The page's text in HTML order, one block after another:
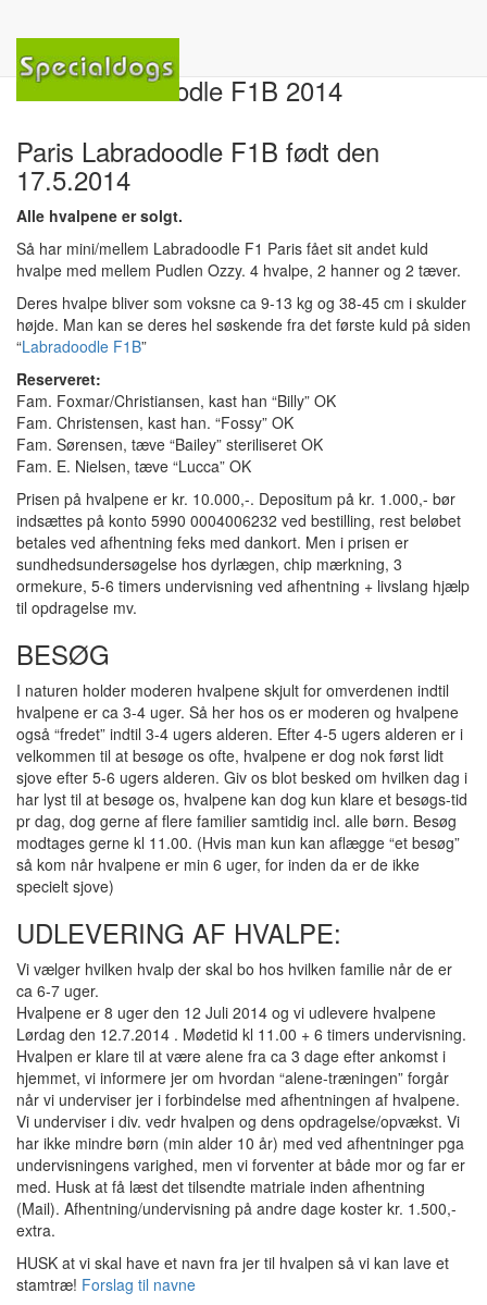
Paris Labradoodle F1B 2014
Paris Labradoodle F1B 2014
Paris Labradoodle F1B født den
17.5.2014
Alle hvalpene er solgt.
Så har mini/mellem Labradoodle F1 Paris fået sit andet kuld
hvalpe med mellem Pudlen Ozzy. 4 hvalpe, 2 hanner og 2 tæver.
Deres hvalpe bliver som voksne ca 9-13 kg og 38-45 cm i skulder
højde. Man kan se deres hel søskende fra det første kuld på siden
“Labradoodle F1B”
Reserveret:
Fam. Foxmar/Christiansen, kast han “Billy” OK
Fam. Christensen, kast han. “Fossy” OK
Fam. Sørensen, tæve “Bailey” steriliseret OK
Fam. E. Nielsen, tæve “Lucca” OK
Prisen på hvalpene er kr. 10.000,-. Depositum på kr. 1.000,- bør
indsættes på konto 5990 0004006232 ved bestilling, rest beløbet
betales ved afhentning feks med dankort. Men i prisen er
sundhedsundersøgelse hos dyrlægen, chip mærkning, 3
ormekure, 5-6 timers undervisning ved afhentning + livslang hjælp
til opdragelse mv.
BESØG
I naturen holder moderen hvalpene skjult for omverdenen indtil
hvalpene er ca 3-4 uger. Så her hos os er moderen og hvalpene
også “fredet” indtil 3-4 ugers alderen. Efter 4-5 ugers alderen er i
velkommen til at besøge os ofte, hvalpene er dog nok først lidt
sjove efter 5-6 ugers alderen. Giv os blot besked om hvilken dag i
har lyst til at besøge os, hvalpene kan dog kun klare et besøgs-tid
pr dag, dog gerne af flere familier samtidig incl. alle børn. Besøg
modtages gerne kl 11.00. (Hvis man kun kan aflægge “et besøg”
så kom når hvalpene er min 6 uger, for inden da er de ikke
specielt sjove)
UDLEVERING AF HVALPE:
Vi vælger hvilken hvalp der skal bo hos hvilken familie når de er
ca 6-7 uger.
Hvalpene er 8 uger den 12 Juli 2014 og vi udlevere hvalpene
Lørdag den 12.7.2014 . Mødetid kl 11.00 + 6 timers undervisning.
Hvalpen er klare til at være alene fra ca 3 dage efter ankomst i
hjemmet, vi informere jer om hvordan “alene-træningen” forgår
når vi underviser jer i forbindelse med afhentningen af hvalpene.
Vi underviser i div. vedr hvalpen og dens opdragelse/opvækst. Vi
har ikke mindre børn (min alder 10 år) med ved afhentninger pga
undervisningens varighed, men vi forventer at både mor og far er
med. Husk at få læst det tilsendte matriale inden afhentning
(Mail). Afhentning/undervisning på andre dage koster kr. 1.500,-
extra.
HUSK at vi skal have et navn fra jer til hvalpen så vi kan lave et
stamtræ! Forslag til navne